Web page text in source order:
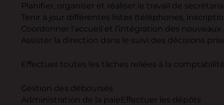
Planifier, organiser et réaliser le travail de
Tenir à jour différentes listes (téléphones,
Coordonner l’accueil et l’intégration des
Assister la direction dans le suivi des décisions
Effectuer toutes les tâches reliées à la
Gestion des déboursés
Administration de la paieEffectuer les dépôts